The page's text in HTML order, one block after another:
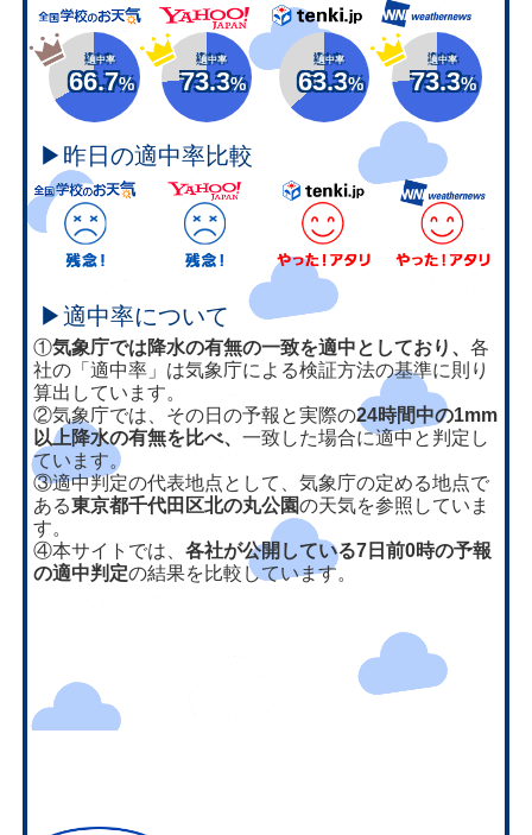
適中率
66.7%
適中率
73.3%
適中率
63.3%
適中率
73.3%
▶昨日の適中率比較
▶適中率について
①気象庁では降水の有無の一致を適中としており、各
社の「適中率」は気象庁による検証方法の基準に則り
算出しています。
②気象庁では、その日の予報と実際の24時間中の1mm
以上降水の有無を比べ、一致した場合に適中と判定し
ています。
③適中判定の代表地点として、気象庁の定める地点で
ある東京都千代田区北の丸公園の天気を参照していま
す。
④本サイトでは、各社が公開している7日前0時の予報
の適中判定の結果を比較しています。